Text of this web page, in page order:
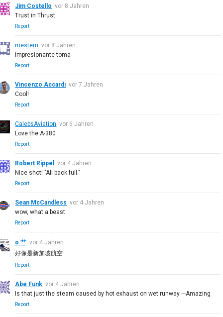
Jim Costello vor 8 Jahren
Trust in Thrust
Report
mestern vor 8 Jahren
impresionante toma
Report
Vincenzo Accardi vor 7 Jahren
Cool!
Report
CalebsAviation vor 6 Jahren
Love the A-380
Report
Robert Rippel
vor 4 Jahren
Nice shot! "All back full."
Report
Sean McCandless vor 4 Jahren
wow, what a beast
Report
o 艹 vor 4 Jahren
好像是新加坡航空
Report
Abe Funk vor 4 Jahren
Is that just the steam caused by hot exhaust on wet runway ---Amazing
Report